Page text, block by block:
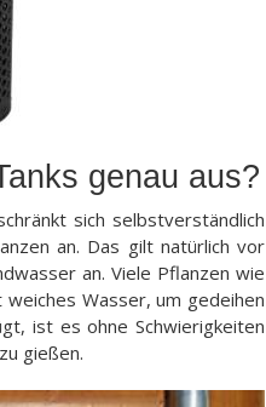
genau aus?
sich selbstverständlich
an. Das gilt natürlich vor
an. Viele Pflanzen wie
Wasser, um gedeihen
ist es ohne Schwierigkeiten
gießen.